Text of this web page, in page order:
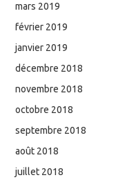
mars 2019
février 2019
janvier 2019
décembre 2018
novembre 2018
octobre 2018
septembre 2018
août 2018
juillet 2018